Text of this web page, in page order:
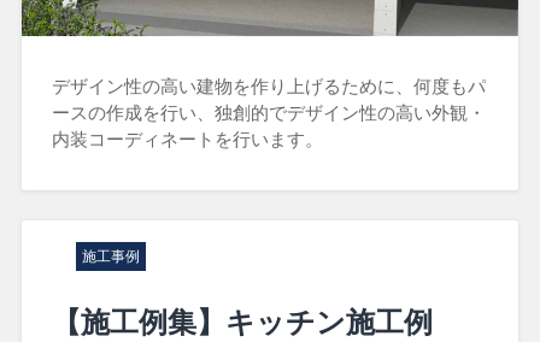
デザイン性の高い建物を作り上げるために、何度もパ
ースの作成を行い、独創的でデザイン性の高い外観・
内装コーディネートを行います。
施工事例
【施工例集】キッチン施工例